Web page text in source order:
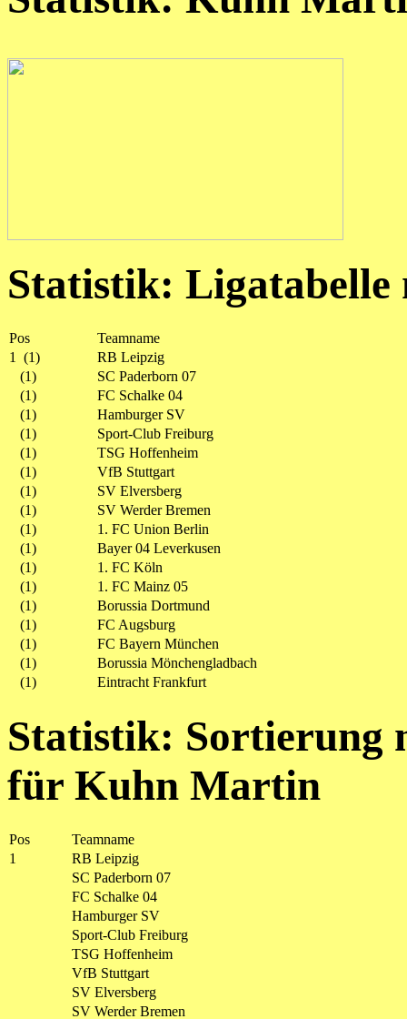
Statistik:
Pos
Teamname
1 (1)
RB Leipzig
(1)
SC Paderborn 07
(1)
FC Schalke 04
(1)
Hamburger SV
(1)
Sport-Club Freiburg
(1)
TSG Hoffenheim
(1)
VfB Stuttgart
(1)
SV Elversberg
(1)
SV Werder Bremen
(1)
1. FC Union Berlin
(1)
Bayer 04 Leverkusen
(1)
1. FC Köln
(1)
1. FC Mainz 05
(1)
Borussia Dortmund
(1)
FC Augsburg
(1)
FC Bayern München
(1)
Borussia Mönchengladbach
(1)
Eintracht Frankfurt
Statistik: Sortierung
für Kuhn Martin
Pos
Teamname
1
RB Leipzig
SC Paderborn 07
FC Schalke 04
Hamburger SV
Sport-Club Freiburg
TSG Hoffenheim
VfB Stuttgart
SV Elversberg
SV Werder Bremen